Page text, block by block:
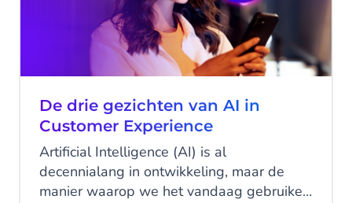
De drie gezichten van AI in
Customer Experience
Artificial Intelligence (AI) is al
decennialang in ontwikkeling, maar de
manier waarop we het vandaag gebruiken